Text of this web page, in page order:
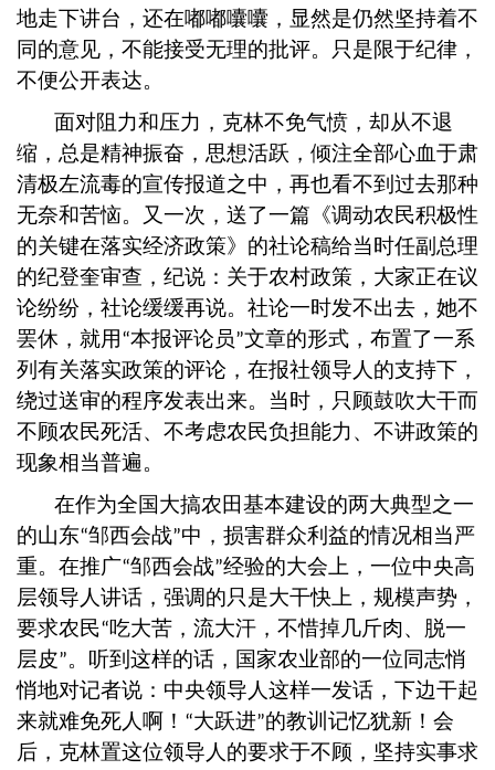
地走下讲台，还在嘟嘟囔囔，显然是仍然坚持着不
同的意见，不能接受无理的批评。只是限于纪律，
不便公开表达。
面对阻力和压力，克林不免气愤，却从不退
缩，总是精神振奋，思想活跃，倾注全部心血于肃
清极左流毒的宣传报道之中，再也看不到过去那种
无奈和苦恼。又一次，送了一篇《调动农民积极性
的关键在落实经济政策》的社论稿给当时任副总理
的纪登奎审查，纪说：关于农村政策，大家正在议
论纷纷，社论缓缓再说。社论一时发不出去，她不
罢休，就用 “本报评论员”文章的形式，布置了一系
列有关落实政策的评论，在报社领导人的支持下，
绕过送审的程序发表出来。当时，只顾鼓吹大干而
不顾农民死活、不考虑农民负担能力、不讲政策的
现象相当普遍。
在作为全国大搞农田基本建设的两大典型之一
的山东“邹西会战”中，损害群众利益的情况相当严
重。在推广“邹西会战”经验的大会上，一位中央高
层领导人讲话，强调的只是大干快上，规模声势，
要求农民“吃大苦，流大汗，不惜掉几斤肉、脱一
层皮”。听到这样的话，国家农业部的一位同志悄
悄地对记者说：中央领导人这样一发话，下边干起
来就难免死人啊！ “大跃进”的教训记忆犹新！会
后，克林置这位领导人的要求于不顾，坚持实事求